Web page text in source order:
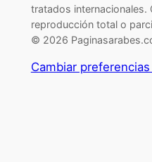
tratados internacionales.
reproducción total o
© 2026
Cambiar